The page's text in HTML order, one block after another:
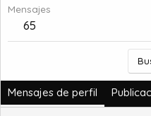
Mensajes
65
Mensajes de perfil